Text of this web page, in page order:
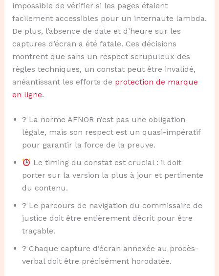
impossible de vérifier si les pages étaient
facilement accessibles pour un internaute lambda.
De plus, l’absence de date et d’heure sur les
captures d’écran a été fatale. Ces décisions
montrent que sans un respect scrupuleux des
règles techniques, un constat peut être invalidé,
anéantissant les efforts de protection de marque
en ligne.
? La norme AFNOR n’est pas une obligation
légale, mais son respect est un quasi-impératif
pour garantir la force de la preuve.
Le timing du constat est crucial : il doit
porter sur la version la plus à jour et pertinente
du contenu.
?️ Le parcours de navigation du commissaire de
justice doit être entièrement décrit pour être
traçable.
? Chaque capture d’écran annexée au procès-
verbal doit être précisément horodatée.